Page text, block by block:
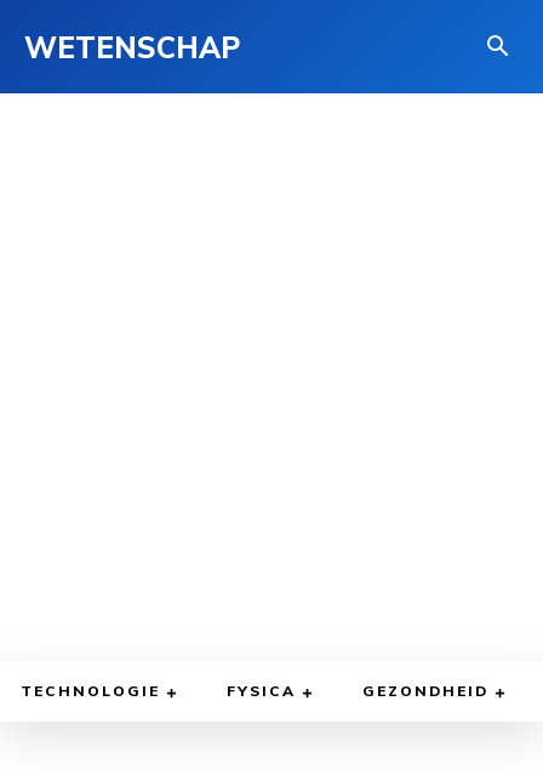
WETENSCHAP
TECHNOLOGIE FYSICA GEZONDHEID